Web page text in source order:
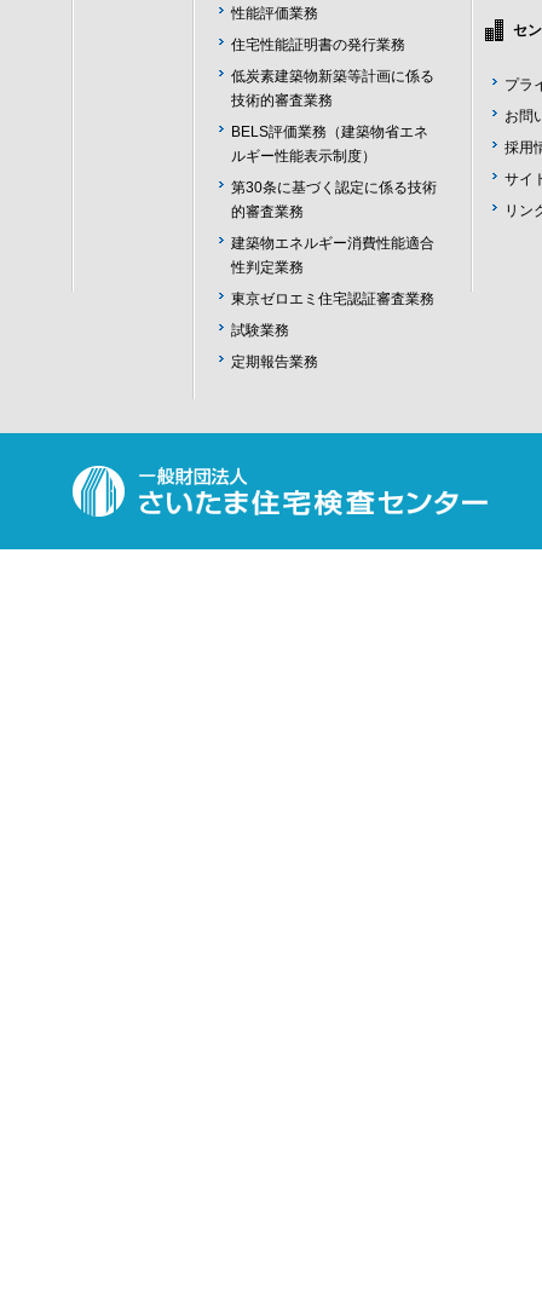
性能評価業務
住宅性能証明書の発行業務
低炭素建築物新築等計画に係る
技術的審査業務
BELS評価業務（建築物省エネ
ルギー性能表示制度）
第30条に基づく認定に係る技術
的審査業務
建築物エネルギー消費性能適合
性判定業務
東京ゼロエミ住宅認証審査業務
試験業務
定期報告業務
セ
プラ
お問
採用
サイ
リン